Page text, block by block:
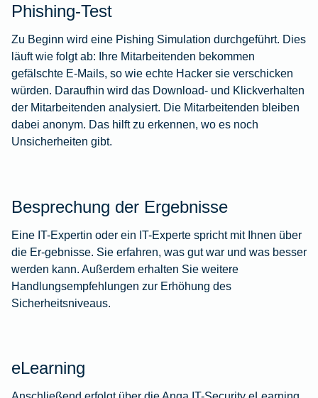
Phishing-Test
Zu Beginn wird eine Pishing Simulation durchgeführt. Dies
läuft wie folgt ab: Ihre Mitarbeitenden bekommen
gefälschte E-Mails, so wie echte Hacker sie verschicken
würden. Daraufhin wird das Download- und Klickverhalten
der Mitarbeitenden analysiert. Die Mitarbeitenden bleiben
dabei anonym. Das hilft zu erkennen, wo es noch
Unsicherheiten gibt.
Besprechung der Ergebnisse
Eine IT-Expertin oder ein IT-Experte spricht mit Ihnen über
die Er-gebnisse. Sie erfahren, was gut war und was besser
werden kann. Außerdem erhalten Sie weitere
Handlungsempfehlungen zur Erhöhung des
Sicherheitsniveaus.
eLearning